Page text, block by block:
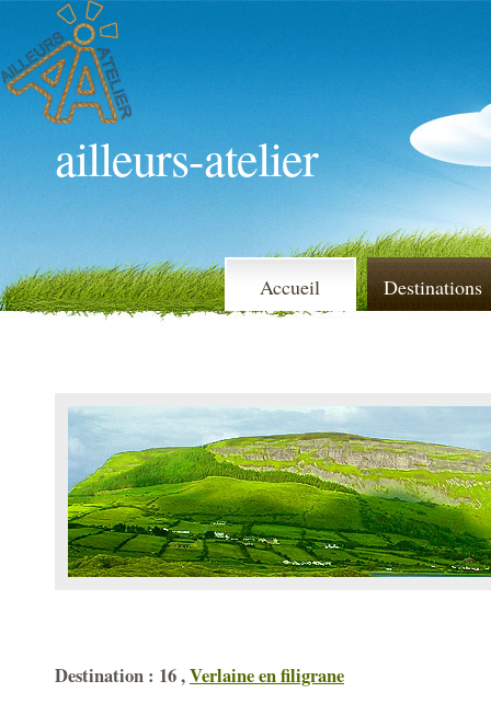
ailleurs-atelier
Accueil Destinations
Destination : 16 ,Verlaine en filigrane